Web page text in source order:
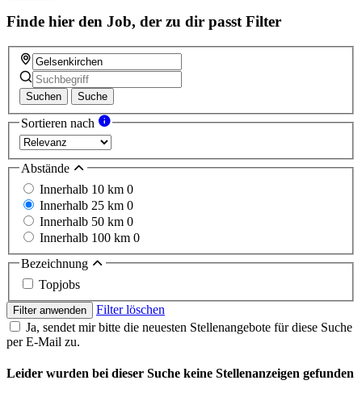
Finde hier den Job, der zu dir passt Filter
Suchen Suche
Sortieren nach
Abstände
Innerhalb 10 km 0
Innerhalb 25 km 0
Innerhalb 50 km 0
Innerhalb 100 km 0
Bezeichnung
Topjobs
Filter anwenden
Filter löschen
Ja, sendet mir bitte die neuesten Stellenangebote für diese Suche
per E-Mail zu.
Leider wurden bei dieser Suche keine Stellenanzeigen gefunden